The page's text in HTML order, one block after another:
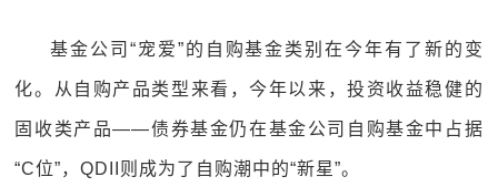
基金公司“宠爱”的自购基金类别在今年有了新的变
化。从自购产品类型来看，今年以来，投资收益稳健的
固收类产品——债券基金仍在基金公司自购基金中占据
“C位”，QDII则成为了自购潮中的“新星”。